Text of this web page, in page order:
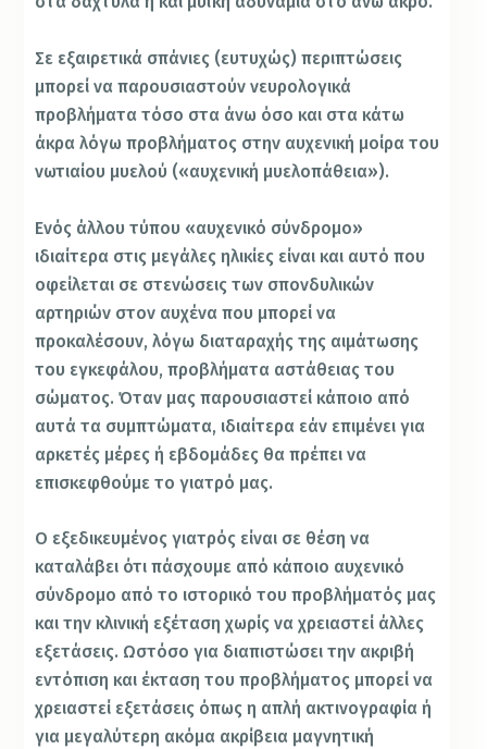
Σε εξαιρετικά σπάνιες (ευτυχώς) περιπτώσεις
μπορεί να παρουσιαστούν νευρολογικά
προβλήματα τόσο στα άνω όσο και στα κάτω
άκρα λόγω προβλήματος στην αυχενική μοίρα του
νωτιαίου μυελού («αυχενική μυελοπάθεια»).
Ενός άλλου τύπου «αυχενικό σύνδρομο»
ιδιαίτερα στις μεγάλες ηλικίες είναι και αυτό που
οφείλεται σε στενώσεις των σπονδυλικών
αρτηριών στον αυχένα που μπορεί να
προκαλέσουν, λόγω διαταραχής της αιμάτωσης
του εγκεφάλου, προβλήματα αστάθειας του
σώματος. Όταν μας παρουσιαστεί κάποιο από
αυτά τα συμπτώματα, ιδιαίτερα εάν επιμένει για
αρκετές μέρες ή εβδομάδες θα πρέπει να
επισκεφθούμε το γιατρό μας.
Ο εξεδικευμένος γιατρός είναι σε θέση να
καταλάβει ότι πάσχουμε από κάποιο αυχενικό
σύνδρομο από το ιστορικό του προβλήματός μας
και την κλινική εξέταση χωρίς να χρειαστεί άλλες
εξετάσεις. Ωστόσο για διαπιστώσει την ακριβή
εντόπιση και έκταση του προβλήματος μπορεί να
χρειαστεί εξετάσεις όπως η απλή ακτινογραφία ή
για μεγαλύτερη ακόμα ακρίβεια μαγνητική